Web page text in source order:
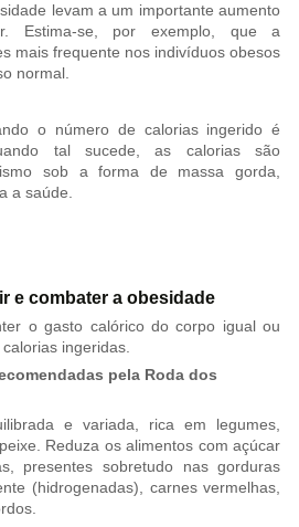
levam a um importante aumento
Estima-se, por exemplo, que a
mais frequente nos indivíduos obesos
normal.
o número de calorias ingerido é
tal sucede, as calorias são
sob a forma de massa gorda,
a saúde.
e combater a obesidade
o gasto calórico do corpo igual ou
ingeridas.
pela Roda dos
e variada, rica em legumes,
Reduza os alimentos com açúcar
presentes sobretudo nas gorduras
(hidrogenadas), carnes vermelhas,